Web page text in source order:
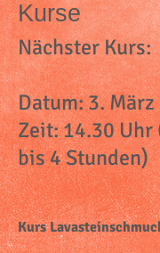
Kurse
Nächster Kurs:
Datum: 3.
Zeit: 14.30 Uhr
bis 4 Stunden)
Kurs